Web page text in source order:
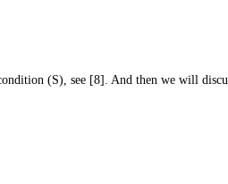
(S), see [8]. And then we will